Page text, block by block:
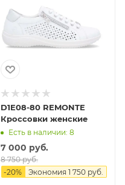
D1E08-80 REMONTE
Кроссовки женские
Есть в наличии: 8
7 000 руб.
8 750 руб.
-20% Экономия 1 750 руб.